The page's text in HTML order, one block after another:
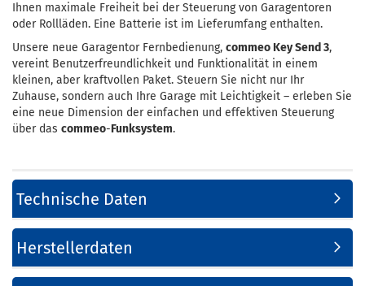
Ihnen maximale Freiheit bei der Steuerung von Garagentoren
oder Rollläden. Eine Batterie ist im Lieferumfang enthalten.
Unsere neue Garagentor Fernbedienung, commeo Key Send 3,
vereint Benutzerfreundlichkeit und Funktionalität in einem
kleinen, aber kraftvollen Paket. Steuern Sie nicht nur Ihr
Zuhause, sondern auch Ihre Garage mit Leichtigkeit – erleben Sie
eine neue Dimension der einfachen und effektiven Steuerung
über das commeo-Funksystem.
Technische Daten
Herstellerdaten